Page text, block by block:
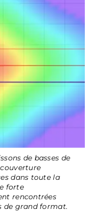
de basses de
dans toute la
forte
rencontrées
de grand format.